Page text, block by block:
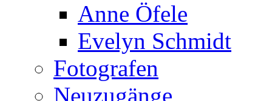
Anne Öfele
Evelyn Schmidt
Fotografen
Neuzugänge